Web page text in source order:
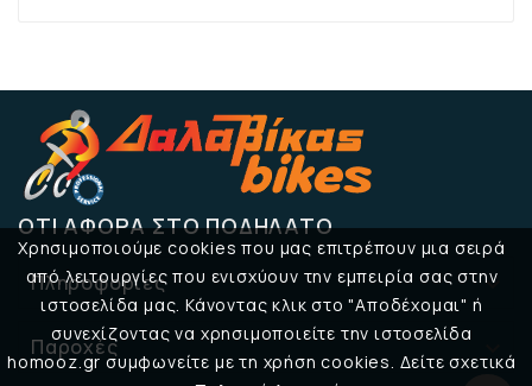
Χρησιμοποιούμε cookies που μας επιτρέπουν μια σειρά
από λειτουργίες που ενισχύουν την εμπειρία σας στην
ιστοσελίδα μας. Κάνοντας κλικ στο "Αποδέχομαι" ή
συνεχίζοντας να χρησιμοποιείτε την ιστοσελίδα
homooz.gr συμφωνείτε με τη χρήση cookies. Δείτε σχετικά
ΌΤΙ ΑΦΟΡΆ ΣΤΟ ΠΟΔΉΛΑΤΟ
Πληροφορίες 
Παροχές